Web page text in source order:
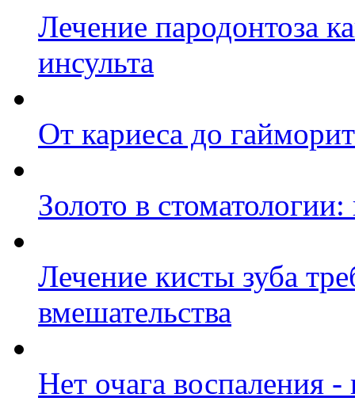
Лечение пародонтоза
инсульта
От кариеса до
Золото в
Лечение кисты зуба
вмешательства
Нет очага воспаления -